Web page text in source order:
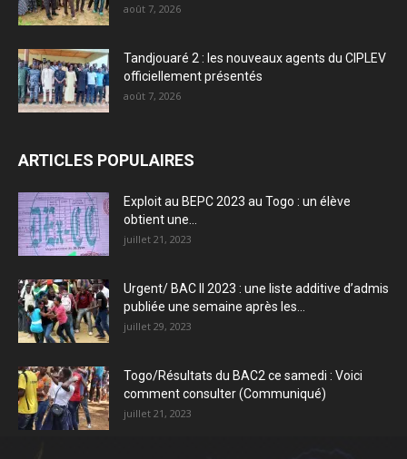
août 7, 2026
Tandjouaré 2 : les nouveaux agents du CIPLEV
officiellement présentés
août 7, 2026
ARTICLES POPULAIRES
Exploit au BEPC 2023 au Togo : un élève
obtient une...
juillet 21, 2023
Urgent/ BAC II 2023 : une liste additive d’admis
publiée une semaine après les...
juillet 29, 2023
Togo/Résultats du BAC2 ce samedi : Voici
comment consulter (Communiqué)
juillet 21, 2023